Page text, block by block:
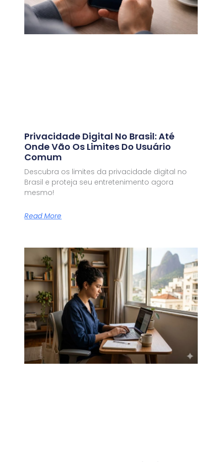
Privacidade Digital No Brasil: Até
Onde Vão Os Limites Do Usuário
Comum
Descubra os limites da privacidade digital no
Brasil e proteja seu entretenimento agora
mesmo!
Read More